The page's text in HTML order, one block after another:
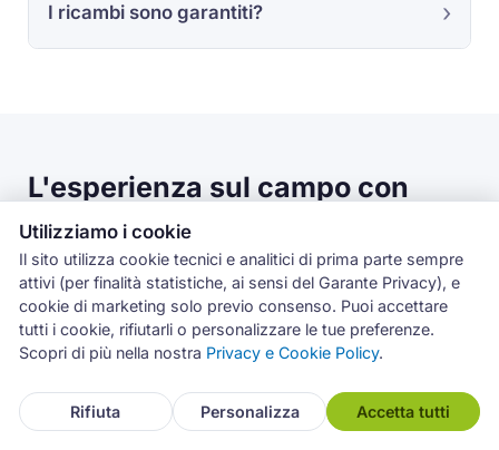
I ricambi sono garantiti?
L'esperienza sul campo con
Haier a Catania
I dati di questa pagina derivano dagli interventi
registrati nel gestionale Archimede tra luglio 2019 e
giugno 2026. Le statistiche per categoria, guasto e
codice errore si riferiscono al marchio Haier a livello
Utilizziamo i cookie
Il sito utilizza cookie tecnici e analitici di prima parte sempre
attivi (per finalità statistiche, ai sensi del Garante Privacy), e
cookie di marketing solo previo consenso. Puoi accettare
tutti i cookie, rifiutarli o personalizzare le tue preferenze.
Scopri di più nella nostra Privacy e Cookie Policy.
Rifiuta Personalizza Accetta tutti